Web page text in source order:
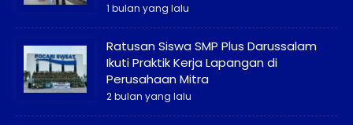
1 bulan yang lalu
Ratusan Siswa SMP Plus Darussalam
Ikuti Praktik Kerja Lapangan di
Perusahaan Mitra
2 bulan yang lalu